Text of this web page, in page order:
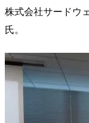
株式会社サードウ
氏。